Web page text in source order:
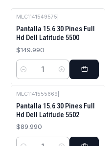
MLC1141549575
Pantalla 15.6 30 Pines Full
Hd Dell Latitude 5500
$149.990
Cantidad
MLC1141555669
Pantalla 15.6 30 Pines Full
Hd Dell Latitude 5502
$89.990